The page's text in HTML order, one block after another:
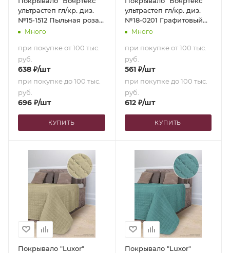
ультрастеп гл/кр. диз.
№15-1512 Пыльная роза
(верх/низ пыльная роза)
Много
при покупке от 100 тыс.
руб.
638 ₽/шт
при покупке до 100 тыс.
руб.
696 ₽/шт
КУПИТЬ
ультрастеп гл/кр. диз.
№18-0201 Графитовый
(верх/низ графитовый)
Много
при покупке от 100 тыс.
руб.
561₽/шт
при покупке до 100 тыс.
руб.
612₽/шт
КУПИТЬ
Покрывало "Luxor"
Покрывало "Luxor"